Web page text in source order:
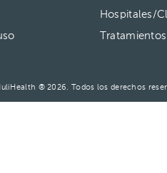
Hospitales/
Tratamientos
® 2026. Todos los derechos